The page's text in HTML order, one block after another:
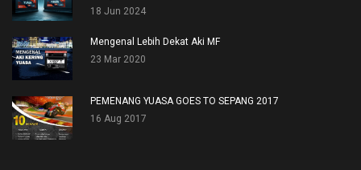
18 Jun 2024
Mengenal Lebih Dekat Aki MF
23 Mar 2020
PEMENANG YUASA GOES TO SEPANG 2017
16 Aug 2017